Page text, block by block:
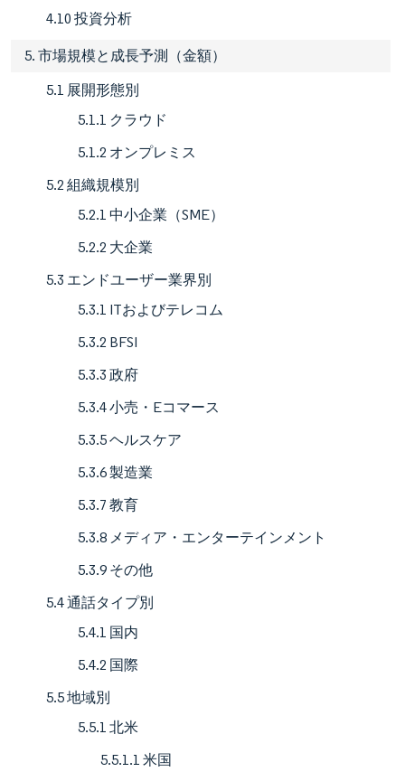
4.10 投資分析
5. 市場規模と成長予測（金額）
5.1 展開形態別
5.1.1 クラウド
5.1.2 オンプレミス
5.2 組織規模別
5.2.1 中小企業（SME）
5.2.2 大企業
5.3 エンドユーザー業界別
5.3.1 ITおよびテレコム
5.3.2 BFSI
5.3.3 政府
5.3.4 小売・Eコマース
5.3.5 ヘルスケア
5.3.6 製造業
5.3.7 教育
5.3.8 メディア・エンターテインメント
5.3.9 その他
5.4 通話タイプ別
5.4.1 国内
5.4.2 国際
5.5 地域別
5.5.1 北米
5.5.1.1 米国